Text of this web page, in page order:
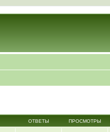
ОТВЕТЫ ПРОСМОТРЫ